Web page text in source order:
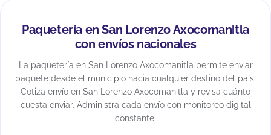
Paquetería en San Lorenzo Axocomanitla
con envíos nacionales
La paquetería en San Lorenzo Axocomanitla permite enviar
paquete desde el municipio hacia cualquier destino del país.
Cotiza envío en San Lorenzo Axocomanitla y revisa cuánto
cuesta enviar. Administra cada envío con monitoreo digital
constante.